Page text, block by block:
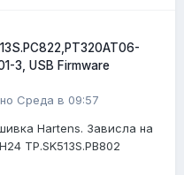
3, USB Firmware
Среда в 09:57
Hartens. Зависла на
TP.SK513S.PB802